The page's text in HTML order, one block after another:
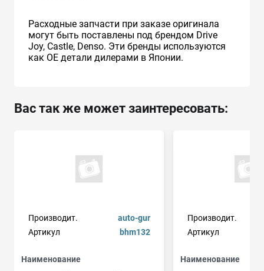
Расходные запчасти при заказе оригинала
могут быть поставлены под брендом Drive
Joy, Castle, Denso. Эти бренды используются
как ОЕ детали дилерами в Японии.
Вас так же может заинтересовать:
Производит.
auto-gur
Артикул
bhm132
Наименование
Производит.
Артикул
Наименование